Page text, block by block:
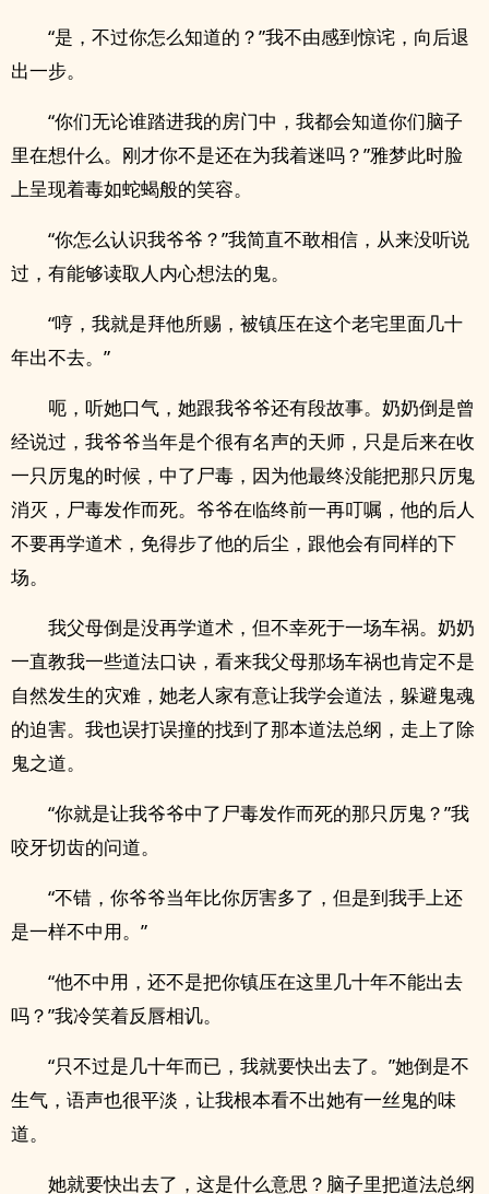
“是，不过你怎么知道的？”我不由感到惊诧，向后退
出一步。
“你们无论谁踏进我的房门中，我都会知道你们脑子
里在想什么。刚才你不是还在为我着迷吗？”雅梦此时脸
上呈现着毒如蛇蝎般的笑容。
“你怎么认识我爷爷？”我简直不敢相信，从来没听说
过，有能够读取人内心想法的鬼。
“哼，我就是拜他所赐，被镇压在这个老宅里面几十
年出不去。”
呃，听她口气，她跟我爷爷还有段故事。奶奶倒是曾
经说过，我爷爷当年是个很有名声的天师，只是后来在收
一只厉鬼的时候，中了尸毒，因为他最终没能把那只厉鬼
消灭，尸毒发作而死。爷爷在临终前一再叮嘱，他的后人
不要再学道术，免得步了他的后尘，跟他会有同样的下
场。
我父母倒是没再学道术，但不幸死于一场车祸。奶奶
一直教我一些道法口诀，看来我父母那场车祸也肯定不是
自然发生的灾难，她老人家有意让我学会道法，躲避鬼魂
的迫害。我也误打误撞的找到了那本道法总纲，走上了除
鬼之道。
“你就是让我爷爷中了尸毒发作而死的那只厉鬼？”我
咬牙切齿的问道。
“不错，你爷爷当年比你厉害多了，但是到我手上还
是一样不中用。”
“他不中用，还不是把你镇压在这里几十年不能出去
吗？”我冷笑着反唇相讥。
“只不过是几十年而已，我就要快出去了。”她倒是不
生气，语声也很平淡，让我根本看不出她有一丝鬼的味
道。
她就要快出去了，这是什么意思？脑子里把道法总纲